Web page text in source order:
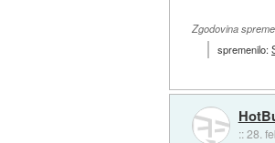
Zgodovina
spremenilo:
::28.